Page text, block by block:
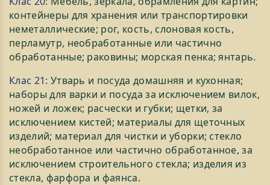
контейнеры для хранения или транспортировки
неметаллические; рог, кость, слоновая кость,
перламутр, необработанные или частично
обработанные; раковины; морская пенка; янтарь.
Клас 21: Утварь и посуда домашняя и кухонная;
наборы для варки и посуда за исключением вилок,
ножей и ложек; расчески и губки; щетки, за
исключением кистей; материалы для щеточных
изделий; материал для чистки и уборки; стекло
необработанное или частично обработанное, за
исключением строительного стекла; изделия из
стекла, фарфора и фаянса.